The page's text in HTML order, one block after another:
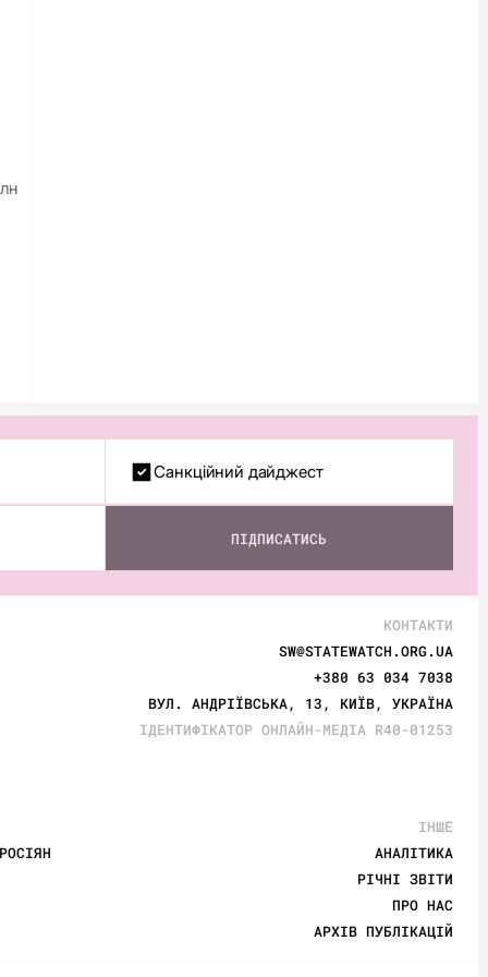
Санкційний дайджест
ПІДПИСАТИСЬ
КОНТАКТИ
SW@STATEWATCH.ORG.UA
+380 63 034 7038
ВУЛ. АНДРІЇВСЬКА, 13, КИЇВ, УКРАЇНА
ІДЕНТИФІКАТОР ОНЛАЙН-МЕДІА R40-01253
ІНШЕ
АНАЛІТИКА
РІЧНІ ЗВІТИ
ПРО НАС
АРХІВ ПУБЛІКАЦІЙ